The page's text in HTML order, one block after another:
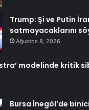
Trump: Şi ve Putin
satmayacaklarını
Ağustos 8, 2026
modelinde kritik
Bursa İnegöl’de